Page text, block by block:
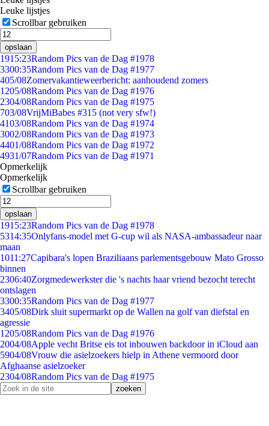
Leuke lijstjes
Scrollbar gebruiken
opslaan
1915:23Random Pics van de Dag #1978
3300:35Random Pics van de Dag #1977
405/08Zomervakantieweerbericht: aanhoudend zomers
1205/08Random Pics van de Dag #1976
2304/08Random Pics van de Dag #1975
703/08VrijMiBabes #315 (not very sfw!)
4103/08Random Pics van de Dag #1974
3002/08Random Pics van de Dag #1973
4401/08Random Pics van de Dag #1972
4931/07Random Pics van de Dag #1971
Opmerkelijk
Opmerkelijk
Scrollbar gebruiken
opslaan
1915:23Random Pics van de Dag #1978
5314:35Onlyfans-model met G-cup wil als NASA-ambassadeur naar
maan
1011:27Capibara's lopen Braziliaans parlementsgebouw Mato Grosso
binnen
2306:40Zorgmedewerkster die 's nachts haar vriend bezocht terecht
ontslagen
3300:35Random Pics van de Dag #1977
3405/08Dirk sluit supermarkt op de Wallen na golf van diefstal en
agressie
1205/08Random Pics van de Dag #1976
2004/08Apple vecht Britse eis tot inbouwen backdoor in iCloud aan
5904/08Vrouw die asielzoekers hielp in Athene vermoord door
Afghaanse asielzoeker
2304/08Random Pics van de Dag #1975